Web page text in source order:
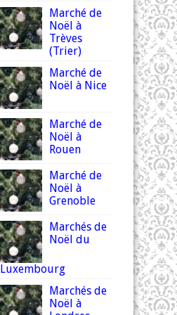
Marché de
Noël à
Trèves
(Trier)
Marché de
Noël à Nice
Marché de
Noël à
Rouen
Marché de
Noël à
Grenoble
Marchés de
Noël du
Luxembourg
Marchés de
Noël à